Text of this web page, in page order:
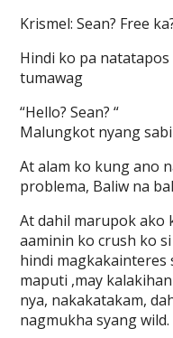
Krismel: Sean? Free
Hindi ko pa
tumawag
“Hello? Sean? “
Malungkot nyang sabi
At alam ko kung ano
problema, Baliw na
At dahil marupok ako
aaminin ko crush ko
hindi magkakainteres
maputi ,may
nya, nakakatakam,
nagmukha syang wild.